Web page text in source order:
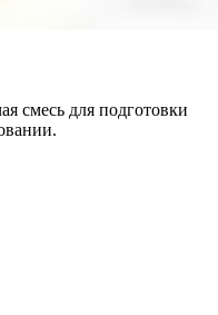
смесь для подготовки